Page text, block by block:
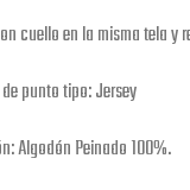
cuello en la misma tela y
punto tipo: Jersey
Algodón Peinado 100%.